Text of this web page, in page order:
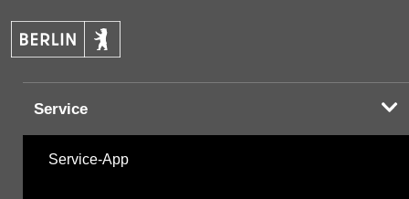
Service
Service-App